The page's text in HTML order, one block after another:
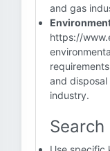
and gas
https://
and
industry.
Search